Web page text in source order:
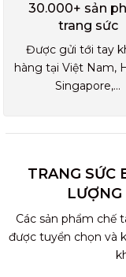
30.000+ sản
trang sức
Được gửi tới tay
hàng tại Việt Nam,
Singapore,...
TRANG SỨC
LƯỢNG
Các sản phẩm chế
được tuyển chọn và